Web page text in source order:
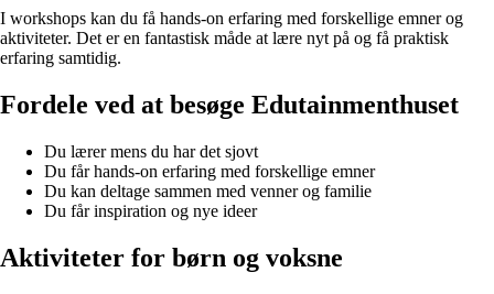
I workshops kan du få hands-on erfaring med forskellige emner og
aktiviteter. Det er en fantastisk måde at lære nyt på og få praktisk
erfaring samtidig.
Fordele ved at besøge Edutainmenthuset
Du lærer mens du har det sjovt
Du får hands-on erfaring med forskellige emner
Du kan deltage sammen med venner og familie
Du får inspiration og nye ideer
Aktiviteter for børn og voksne